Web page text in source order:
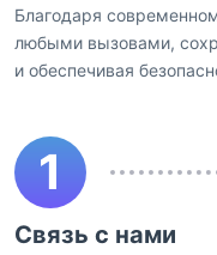
Благодаря
любыми вызовами,
и обеспечивая
1
Связь с нами